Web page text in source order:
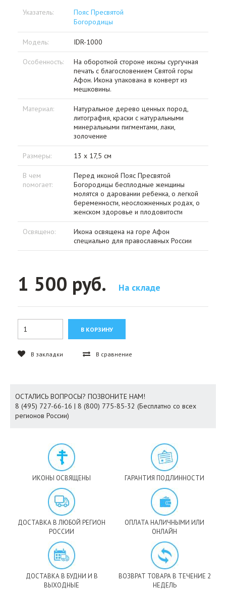
Указатель:
Пояс Пресвятой
Богородицы
Модель: IDR-1000
Особенность:
На оборотной стороне иконы сургучная
печать с благословением Святой горы
Афон. Икона упакована в конверт из
мешковины.
Материал:
Натуральное дерево ценных пород,
литография, краски с натуральными
минеральными пигментами, лаки,
золочение
Размеры: 13 х 17,5 см
В чем
помогает:
Перед иконой Пояс Пресвятой
Богородицы бесплодные женщины
молятся о даровании ребенка, о легкой
беременности, неосложненных родах, о
женском здоровье и плодовитости
Освящено:
Икона освящена на горе Афон
специально для православных России
1 500 руб. На складе
В закладки В сравнение
ОСТАЛИСЬ ВОПРОСЫ? ПОЗВОНИТЕ НАМ!
8 (495) 727-66-16 | 8 (800) 775-85-32 (Бесплатно со всех
регионов России)
ИКОНЫ ОСВЯЩЕНЫ ГАРАНТИЯ ПОДЛИННОСТИ
ДОСТАВКА В ЛЮБОЙ РЕГИОН
РОССИИ
ОПЛАТА НАЛИЧНЫМИ ИЛИ
ОНЛАЙН
ДОСТАВКА В БУДНИ И В
ВЫХОДНЫЕ
ВОЗВРАТ ТОВАРА В ТЕЧЕНИЕ 2
НЕДЕЛЬ